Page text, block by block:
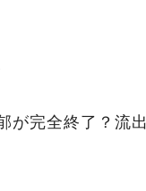
が完全終了？流